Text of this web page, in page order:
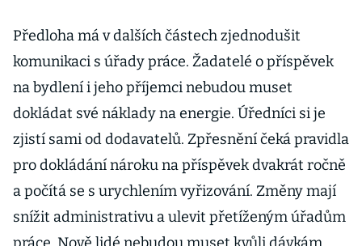
Předloha má v dalších částech zjednodušit
komunikaci s úřady práce. Žadatelé o příspěvek
na bydlení i jeho příjemci nebudou muset
dokládat své náklady na energie. Úředníci si je
zjistí sami od dodavatelů. Zpřesnění čeká pravidla
pro dokládání nároku na příspěvek dvakrát ročně
a počítá se s urychlením vyřizování. Změny mají
snížit administrativu a ulevit přetíženým úřadům